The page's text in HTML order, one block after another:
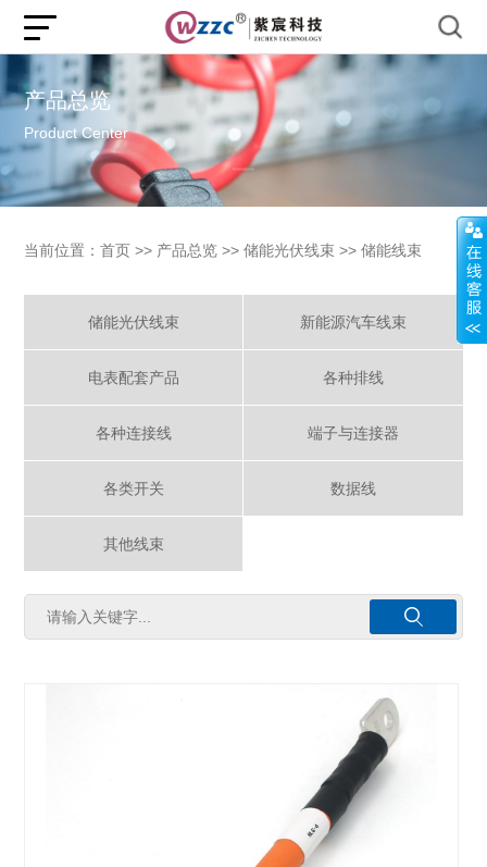
产品总览
Product Center
当前位置：首页 >> 产品总览 >>储能光伏线束 >>储能线束
储能光伏线束 新能源汽车线束
电表配套产品 各种排线
各种连接线 端子与连接器
各类开关 数据线
其他线束